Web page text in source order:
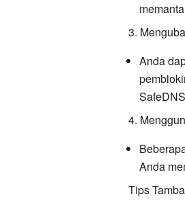
3.
Anda
4.
Anda
Tips